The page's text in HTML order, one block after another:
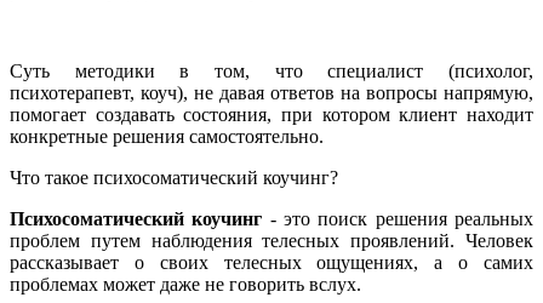
Суть методики в том, что специалист (психолог,
психотерапевт, коуч), не давая ответов на вопросы напрямую,
помогает создавать состояния, при котором клиент находит
конкретные решения самостоятельно.
Что такое психосоматический коучинг?
Психосоматический коучинг - это поиск решения реальных
проблем путем наблюдения телесных проявлений. Человек
рассказывает о своих телесных ощущениях, а о самих
проблемах может даже не говорить вслух.